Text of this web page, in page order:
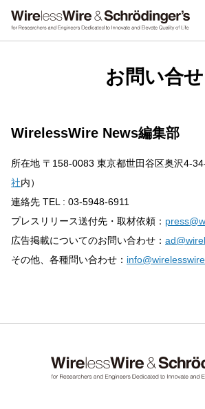
お問い合せ
WirelessWire News編集部
所在地 〒158-0083 東京都世田谷区奥沢4-
社内）
連絡先 TEL : 03-5948-6911
プレスリリース送付先・取材依頼：
広告掲載についてのお問い合わせ：
その他、各種問い合わせ：